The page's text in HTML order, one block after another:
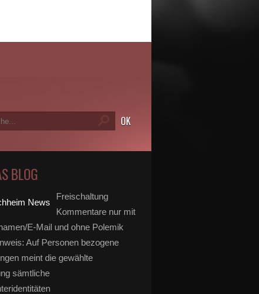
BLOG
Freischaltung
Kommentare nur mit
E-Mail und ohne Polemik
Auf Personen bezogene
meint die gewählte
sämtliche